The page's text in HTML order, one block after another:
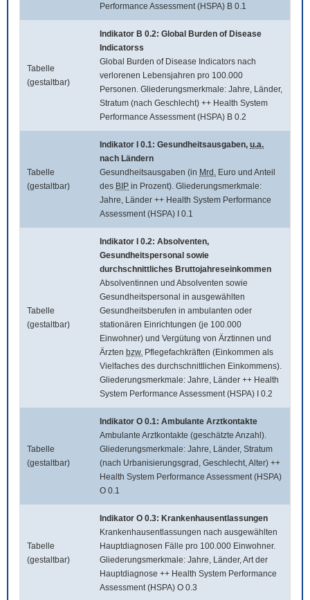
Performance Assessment (HSPA) B 0.1
Tabelle
(gestaltbar)
Indikator B 0.2: Global Burden of Disease
Indicatorss
Global Burden of Disease Indicators nach
verlorenen Lebensjahren pro 100.000
Personen. Gliederungsmerkmale: Jahre, Länder,
Stratum (nach Geschlecht) ++ Health System
Performance Assessment (HSPA) B 0.2
Tabelle
(gestaltbar)
Indikator I 0.1: Gesundheitsausgaben, u.a.
nach Ländern
Gesundheitsausgaben (in Mrd. Euro und Anteil
des BIP in Prozent). Gliederungsmerkmale:
Jahre, Länder ++ Health System Performance
Assessment (HSPA) I 0.1
Tabelle
(gestaltbar)
Indikator I 0.2: Absolventen,
Gesundheitspersonal sowie
durchschnittliches Bruttojahreseinkommen
Absolventinnen und Absolventen sowie
Gesundheitspersonal in ausgewählten
Gesundheitsberufen in ambulanten oder
stationären Einrichtungen (je 100.000
Einwohner) und Vergütung von Ärztinnen und
Ärzten bzw. Pflegefachkräften (Einkommen als
Vielfaches des durchschnittlichen Einkommens).
Gliederungsmerkmale: Jahre, Länder ++ Health
System Performance Assessment (HSPA) I 0.2
Tabelle
(gestaltbar)
Indikator O 0.1: Ambulante Arztkontakte
Ambulante Arztkontakte (geschätzte Anzahl).
Gliederungsmerkmale: Jahre, Länder, Stratum
(nach Urbanisierungsgrad, Geschlecht, Alter) ++
Health System Performance Assessment (HSPA)
O 0.1
Tabelle
(gestaltbar)
Indikator O 0.3: Krankenhausentlassungen
Krankenhausentlassungen nach ausgewählten
Hauptdiagnosen Fälle pro 100.000 Einwohner.
Gliederungsmerkmale: Jahre, Länder, Art der
Hauptdiagnose ++ Health System Performance
Assessment (HSPA) O 0.3